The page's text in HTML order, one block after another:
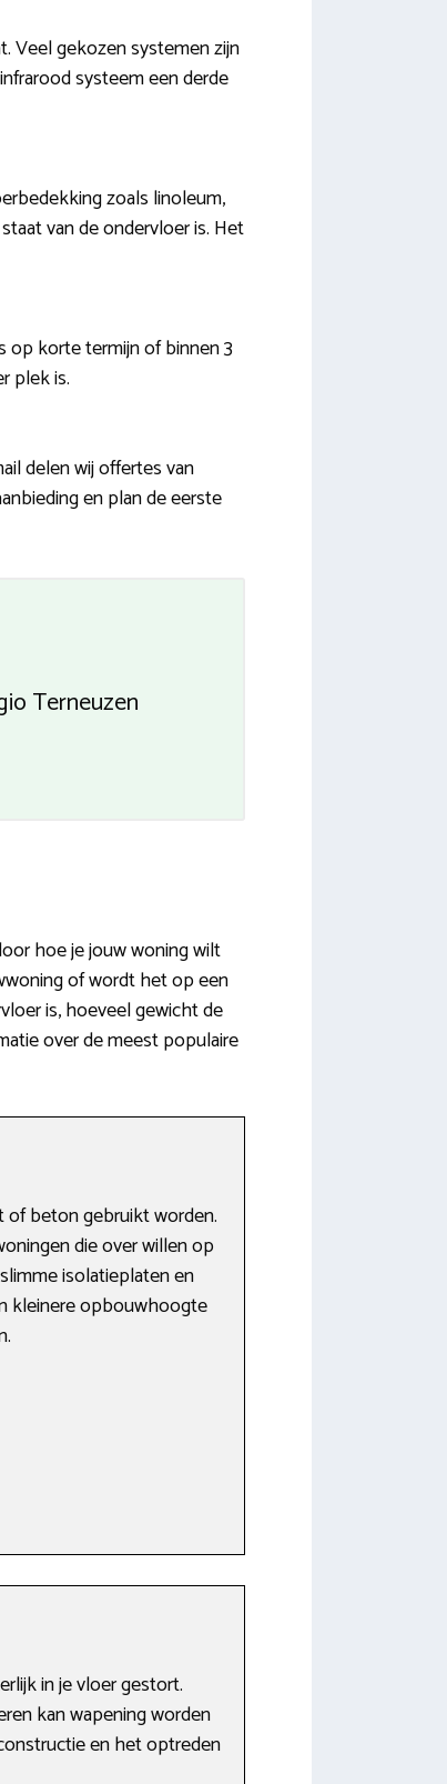
Veel gekozen systemen zijn
systeem een derde
zoals linoleum,
van de ondervloer is. Het
op korte termijn of binnen 3
plek is.
delen wij offertes van
en plan de eerste
Terneuzen
hoe je jouw woning wilt
of wordt het op een
is, hoeveel gewicht de
over de meest populaire
of beton gebruikt worden.
die over willen op
isolatieplaten en
kleinere opbouwhoogte
in je vloer gestort.
kan wapening worden
en het optreden